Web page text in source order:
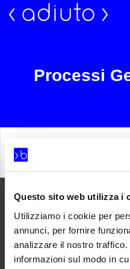
Questo sito web utilizza i
Utilizziamo i cookie per
annunci, per fornire
analizzare il nostro
informazioni sul modo in
Processi
Home
Email: info@bluenext.it